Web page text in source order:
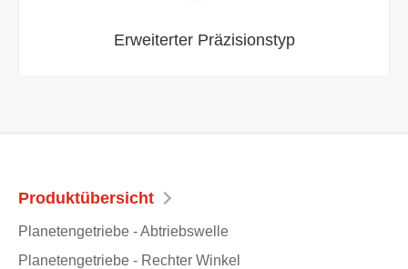
Erweiterter Präzisionstyp
Produktübersicht
Planetengetriebe - Abtriebswelle
Planetengetriebe - Rechter Winkel